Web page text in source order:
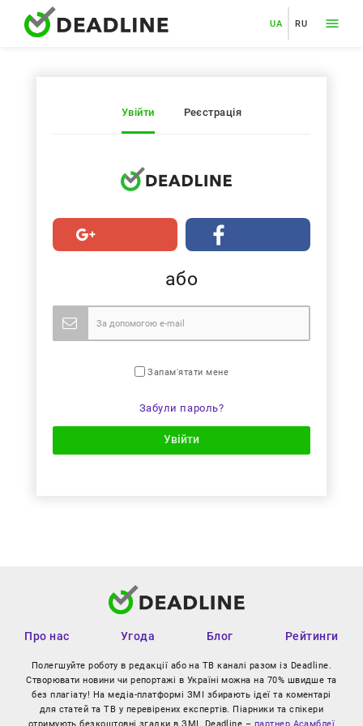
UA RU
Увійти Реєстрація
або
Запам'ятати мене
Забули пароль?
Увійти
Про нас Угода Блог Рейтинги
Полегшуйте роботу в редакції або на ТВ каналі разом із Deadline.
Створювати новини чи репортажі в Україні можна на 70% швидше та
без плагіату! На медіа-платформі ЗМІ збирають ідеї та коментарі
для статей та ТВ у перевірених експертів. Піарники та спікери